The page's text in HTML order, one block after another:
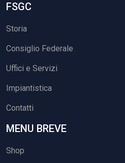
FSGC
Storia
Consiglio Federale
Uffici e Servizi
Impiantistica
Contatti
MENU BREVE
Shop